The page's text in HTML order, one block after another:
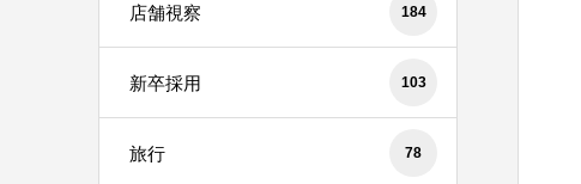
店舗視察 184
新卒採用 103
旅行 78